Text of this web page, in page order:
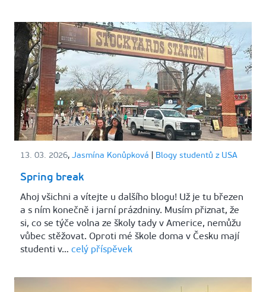
13. 03. 2026, Jasmína Konůpková Blogy studentů z USA
Spring break
Ahoj všichni a vítejte u dalšího blogu! Už je tu březen
a s ním konečně i jarní prázdniny. Musím přiznat, že
si, co se týče volna ze školy tady v Americe, nemůžu
vůbec stěžovat. Oproti mé škole doma v Česku mají
studenti v… celý příspěvek